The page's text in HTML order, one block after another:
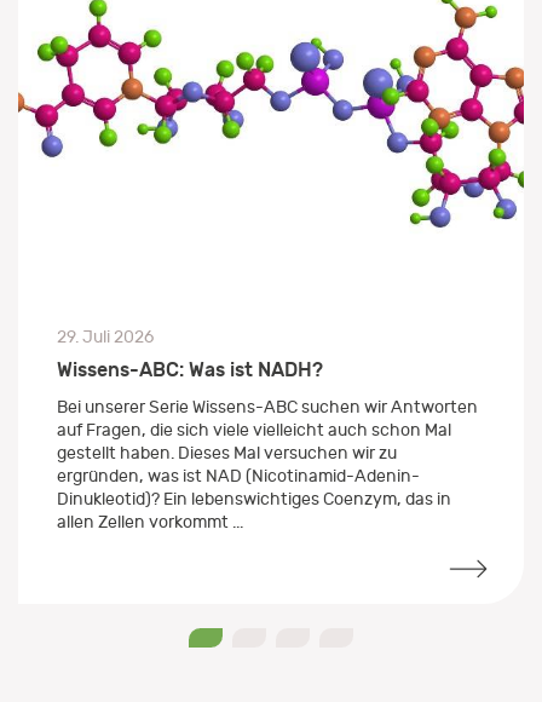
29. Juli 2026
Wissens-ABC: Was ist NADH?
Bei unserer Serie Wissens-ABC suchen wir Antworten
auf Fragen, die sich viele vielleicht auch schon Mal
gestellt haben. Dieses Mal versuchen wir zu
ergründen, was ist NAD (Nicotinamid-Adenin-
Dinukleotid)? Ein lebenswichtiges Coenzym, das in
allen Zellen vorkommt ...